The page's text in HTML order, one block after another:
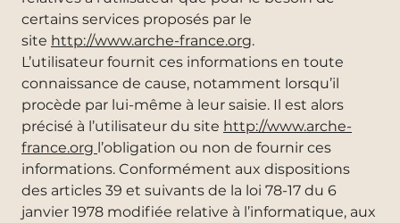
certains services proposés par le
site http://www.arche-france.org.
L’utilisateur fournit ces informations en toute
connaissance de cause, notamment lorsqu’il
procède par lui-même à leur saisie. Il est alors
précisé à l’utilisateur du site http://www.arche-
france.org l’obligation ou non de fournir ces
informations. Conformément aux dispositions
des articles 39 et suivants de la loi 78-17 du 6
janvier 1978 modifiée relative à l’informatique, aux